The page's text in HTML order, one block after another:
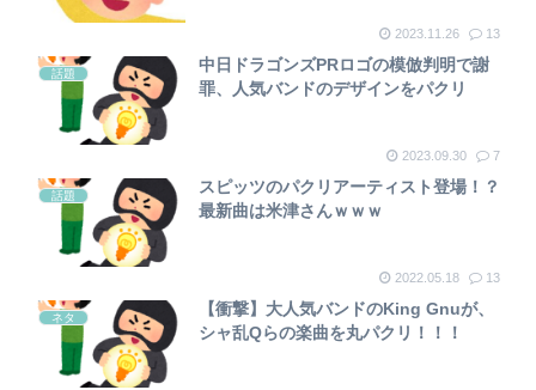
2023.11.26 13
話題
中日ドラゴンズPRロゴの模倣判明で謝
罪、人気バンドのデザインをパクリ
2023.09.30 7
話題
スピッツのパクリアーティスト登場！？
最新曲は米津さんｗｗｗ
2022.05.18 13
ネタ
【衝撃】大人気バンドのKing Gnuが、
シャ乱Qらの楽曲を丸パクリ！！！